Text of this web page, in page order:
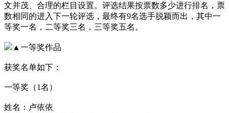
文并茂、合理的栏目设置。评选结果按票数多少进行排名，票
数相同的进入下一轮评选，最终有9名选手脱颖而出，其中一
等奖一名，二等奖三名，三等奖五名。
▲一等奖作品
获奖名单如下：
一等奖（1名）
姓名：卢依依